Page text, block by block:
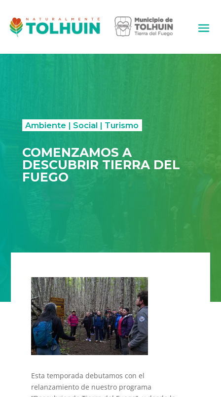
Ambiente |Social | Turismo
COMENZAMOS A
DESCUBRIR TIERRA DEL
FUEGO
Esta temporada debutamos con el
relanzamiento de nuestro programa